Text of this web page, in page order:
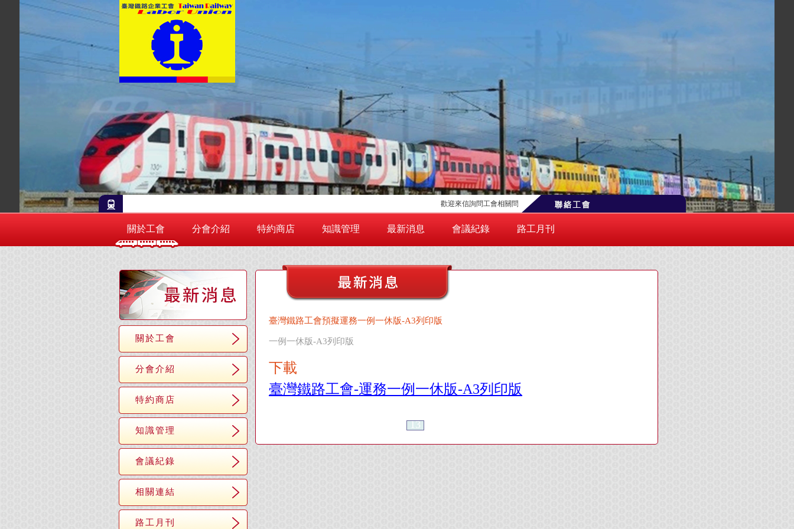
關於工會 分會介紹 特約商店 知識管理 最新消息 會議紀錄 路工月刊
歡迎來信詢問工會相關問題，請點擊右側「聯絡工會」或逕寄 trlu0100@gmail.com
關於工會
分會介紹
特約商店
知識管理
會議紀錄
相關連結
路工月刊
臺灣鐵路工會預擬運務一例一休版-A3列印版
一例一休版-A3列印版
下載
臺灣鐵路工會-運務一例一休版-A3列印版
13